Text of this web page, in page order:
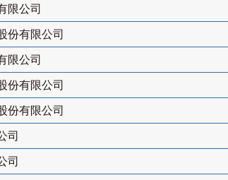
限公司
份有限公司
限公司
份有限公司
份有限公司
司
司